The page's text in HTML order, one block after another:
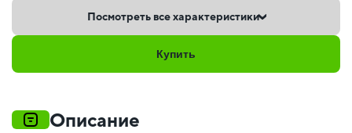
Посмотреть все характеристики
Купить
Описание